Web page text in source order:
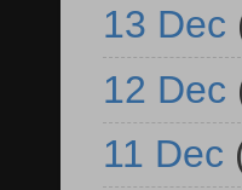
13 Dec
12 Dec
11 Dec